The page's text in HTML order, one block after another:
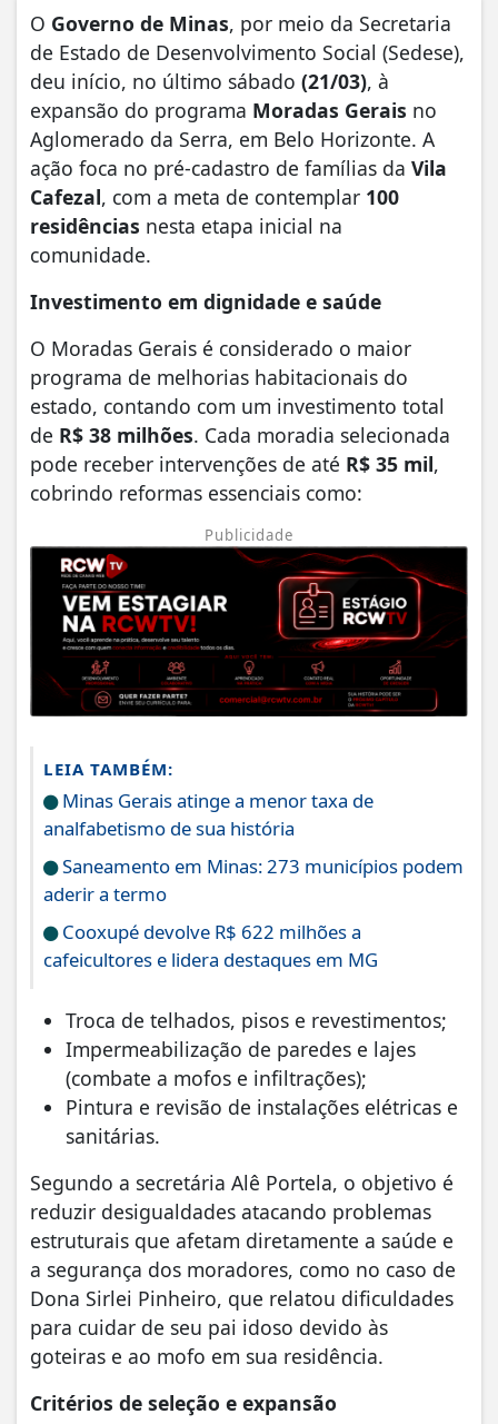
​O Governo de Minas, por meio da Secretaria
de Estado de Desenvolvimento Social (Sedese),
deu início, no último sábado (21/03), à
expansão do programa Moradas Gerais no
Aglomerado da Serra, em Belo Horizonte. A
ação foca no pré-cadastro de famílias da Vila
Cafezal, com a meta de contemplar 100
residências nesta etapa inicial na
comunidade.
Investimento em dignidade e saúde
O Moradas Gerais é considerado o maior
programa de melhorias habitacionais do
estado, contando com um investimento total
de R$ 38 milhões. Cada moradia selecionada
pode receber intervenções de até R$ 35 mil,
cobrindo reformas essenciais como:
Publicidade
LEIA TAMBÉM:
Minas Gerais atinge a menor taxa de
analfabetismo de sua história
Saneamento em Minas: 273 municípios podem
aderir a termo
Cooxupé devolve R$ 622 milhões a
cafeicultores e lidera destaques em MG
​Troca de telhados, pisos e revestimentos;
​Impermeabilização de paredes e lajes
(combate a mofos e infiltrações);
​Pintura e revisão de instalações elétricas e
sanitárias.
​Segundo a secretária Alê Portela, o objetivo é
reduzir desigualdades atacando problemas
estruturais que afetam diretamente a saúde e
a segurança dos moradores, como no caso de
Dona Sirlei Pinheiro, que relatou dificuldades
para cuidar de seu pai idoso devido às
goteiras e ao mofo em sua residência.
Critérios de seleção e expansão